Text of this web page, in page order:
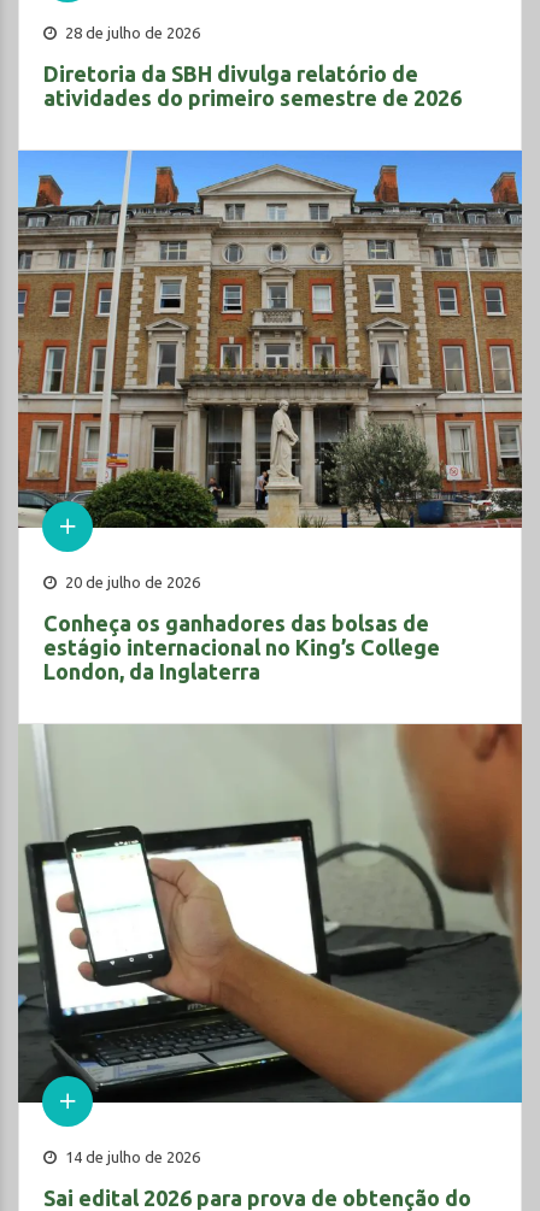
28 de julho de 2026
Diretoria da SBH divulga relatório de
atividades do primeiro semestre de 2026
20 de julho de 2026
Conheça os ganhadores das bolsas de
estágio internacional no King’s College
London, da Inglaterra
14 de julho de 2026
Sai edital 2026 para prova de obtenção do